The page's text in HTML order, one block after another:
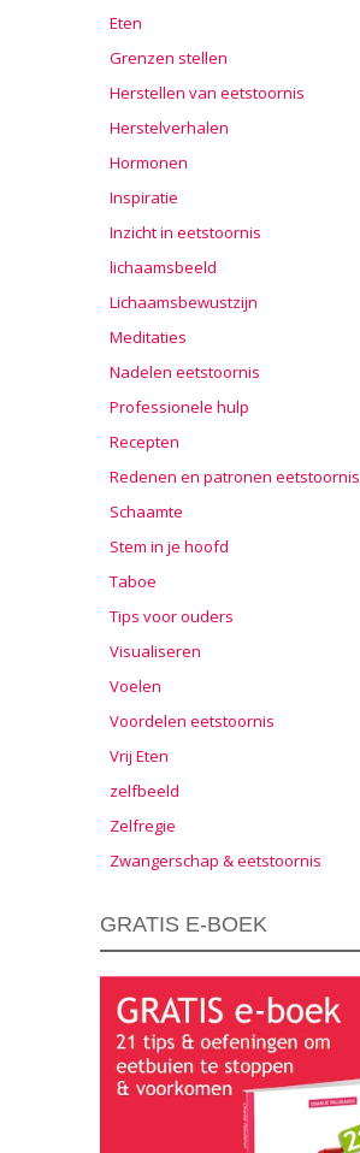
Eten
Grenzen stellen
Herstellen van eetstoornis
Herstelverhalen
Hormonen
Inspiratie
Inzicht in eetstoornis
lichaamsbeeld
Lichaamsbewustzijn
Meditaties
Nadelen eetstoornis
Professionele hulp
Recepten
Redenen en patronen eetstoornis
Schaamte
Stem in je hoofd
Taboe
Tips voor ouders
Visualiseren
Voelen
Voordelen eetstoornis
Vrij Eten
zelfbeeld
Zelfregie
Zwangerschap & eetstoornis
GRATIS E-BOEK